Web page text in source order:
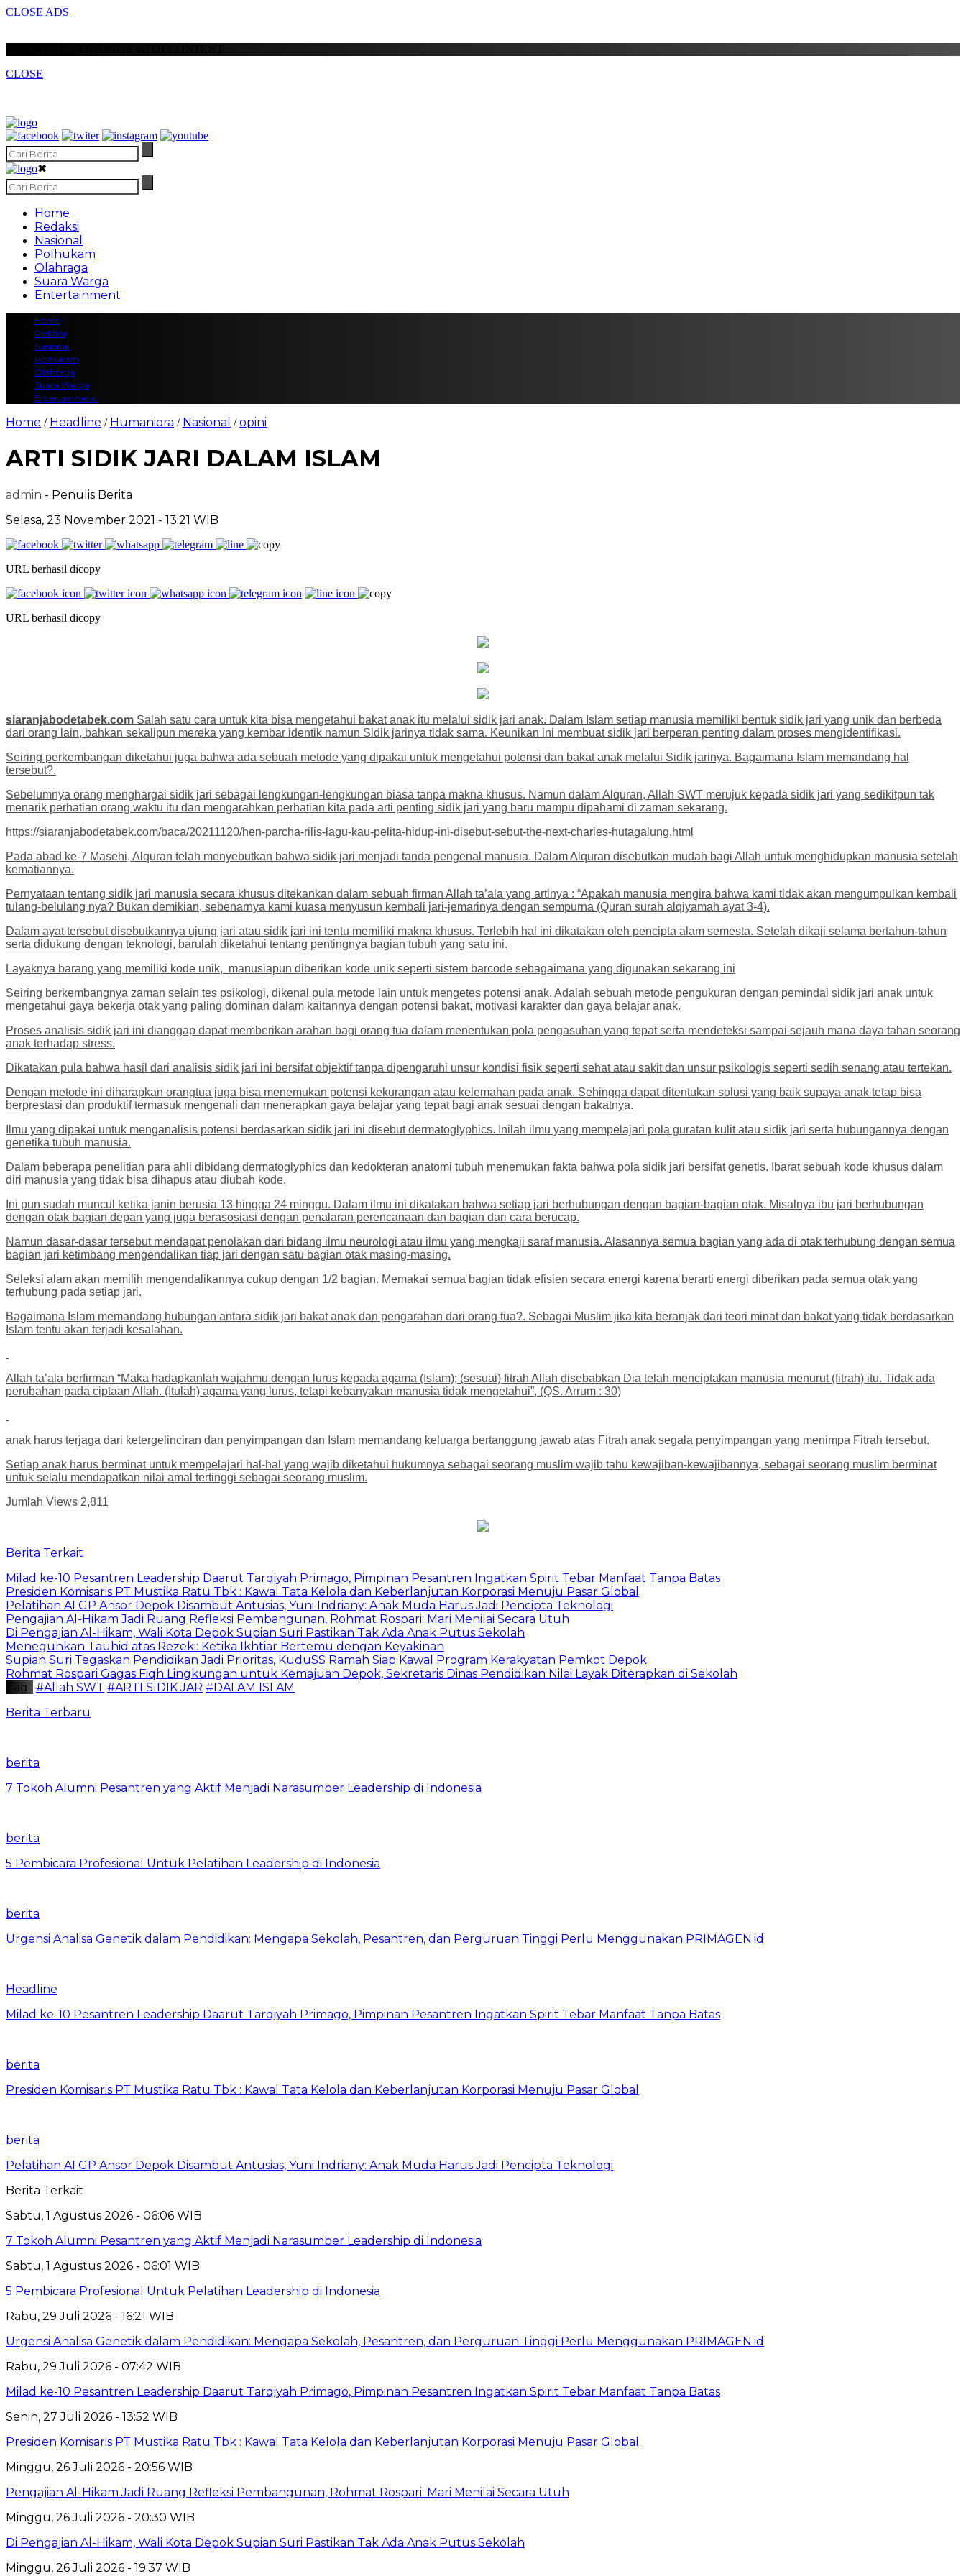
CLOSE ADS
CLOSE
✖
Home
Redaksi
Nasional
Polhukam
Olahraga
Suara Warga
Entertainment
Home
Redaksi
Nasional
Polhukam
Olahraga
Suara Warga
Entertainment
Home / Headline / Humaniora / Nasional /opini
ARTI SIDIK JARI DALAM ISLAM
admin - Penulis Berita
Selasa, 23 November 2021 - 13:21 WIB
URL berhasil dicopy
URL berhasil dicopy
siaranjabodetabek.com Salah satu cara untuk kita bisa mengetahui bakat anak itu melalui sidik jari anak. Dalam Islam setiap manusia memiliki bentuk sidik jari yang unik dan berbeda
dari orang lain, bahkan sekalipun mereka yang kembar identik namun Sidik jarinya tidak sama. Keunikan ini membuat sidik jari berperan penting dalam proses mengidentifikasi.
Seiring perkembangan diketahui juga bahwa ada sebuah metode yang dipakai untuk mengetahui potensi dan bakat anak melalui Sidik jarinya. Bagaimana Islam memandang hal
tersebut?.
Sebelumnya orang menghargai sidik jari sebagai lengkungan-lengkungan biasa tanpa makna khusus. Namun dalam Alquran, Allah SWT merujuk kepada sidik jari yang sedikitpun tak
menarik perhatian orang waktu itu dan mengarahkan perhatian kita pada arti penting sidik jari yang baru mampu dipahami di zaman sekarang.
https://siaranjabodetabek.com/baca/20211120/hen-parcha-rilis-lagu-kau-pelita-hidup-ini-disebut-sebut-the-next-charles-hutagalung.html
Pada abad ke-7 Masehi, Alquran telah menyebutkan bahwa sidik jari menjadi tanda pengenal manusia. Dalam Alquran disebutkan mudah bagi Allah untuk menghidupkan manusia setelah
kematiannya.
Pernyataan tentang sidik jari manusia secara khusus ditekankan dalam sebuah firman Allah ta’ala yang artinya : “Apakah manusia mengira bahwa kami tidak akan mengumpulkan kembali
tulang-belulang nya? Bukan demikian, sebenarnya kami kuasa menyusun kembali jari-jemarinya dengan sempurna (Quran surah alqiyamah ayat 3-4).
Dalam ayat tersebut disebutkannya ujung jari atau sidik jari ini tentu memiliki makna khusus. Terlebih hal ini dikatakan oleh pencipta alam semesta. Setelah dikaji selama bertahun-tahun
serta didukung dengan teknologi, barulah diketahui tentang pentingnya bagian tubuh yang satu ini.
Layaknya barang yang memiliki kode unik, manusiapun diberikan kode unik seperti sistem barcode sebagaimana yang digunakan sekarang ini
Seiring berkembangnya zaman selain tes psikologi, dikenal pula metode lain untuk mengetes potensi anak. Adalah sebuah metode pengukuran dengan pemindai sidik jari anak untuk
mengetahui gaya bekerja otak yang paling dominan dalam kaitannya dengan potensi bakat, motivasi karakter dan gaya belajar anak.
Proses analisis sidik jari ini dianggap dapat memberikan arahan bagi orang tua dalam menentukan pola pengasuhan yang tepat serta mendeteksi sampai sejauh mana daya tahan seorang
anak terhadap stress.
Dikatakan pula bahwa hasil dari analisis sidik jari ini bersifat objektif tanpa dipengaruhi unsur kondisi fisik seperti sehat atau sakit dan unsur psikologis seperti sedih senang atau tertekan.
Dengan metode ini diharapkan orangtua juga bisa menemukan potensi kekurangan atau kelemahan pada anak. Sehingga dapat ditentukan solusi yang baik supaya anak tetap bisa
berprestasi dan produktif termasuk mengenali dan menerapkan gaya belajar yang tepat bagi anak sesuai dengan bakatnya.
Ilmu yang dipakai untuk menganalisis potensi berdasarkan sidik jari ini disebut dermatoglyphics. Inilah ilmu yang mempelajari pola guratan kulit atau sidik jari serta hubungannya dengan
genetika tubuh manusia.
Dalam beberapa penelitian para ahli dibidang dermatoglyphics dan kedokteran anatomi tubuh menemukan fakta bahwa pola sidik jari bersifat genetis. Ibarat sebuah kode khusus dalam
diri manusia yang tidak bisa dihapus atau diubah kode.
Ini pun sudah muncul ketika janin berusia 13 hingga 24 minggu. Dalam ilmu ini dikatakan bahwa setiap jari berhubungan dengan bagian-bagian otak. Misalnya ibu jari berhubungan
dengan otak bagian depan yang juga berasosiasi dengan penalaran perencanaan dan bagian dari cara berucap.
Namun dasar-dasar tersebut mendapat penolakan dari bidang ilmu neurologi atau ilmu yang mengkaji saraf manusia. Alasannya semua bagian yang ada di otak terhubung dengan semua
bagian jari ketimbang mengendalikan tiap jari dengan satu bagian otak masing-masing.
Seleksi alam akan memilih mengendalikannya cukup dengan 1/2 bagian. Memakai semua bagian tidak efisien secara energi karena berarti energi diberikan pada semua otak yang
terhubung pada setiap jari.
Bagaimana Islam memandang hubungan antara sidik jari bakat anak dan pengarahan dari orang tua?. Sebagai Muslim jika kita beranjak dari teori minat dan bakat yang tidak berdasarkan
Islam tentu akan terjadi kesalahan.
Allah ta’ala berfirman “Maka hadapkanlah wajahmu dengan lurus kepada agama (Islam); (sesuai) fitrah Allah disebabkan Dia telah menciptakan manusia menurut (fitrah) itu. Tidak ada
perubahan pada ciptaan Allah. (Itulah) agama yang lurus, tetapi kebanyakan manusia tidak mengetahui”, (QS. Arrum : 30)
anak harus terjaga dari ketergelinciran dan penyimpangan dan Islam memandang keluarga bertanggung jawab atas Fitrah anak segala penyimpangan yang menimpa Fitrah tersebut.
Setiap anak harus berminat untuk mempelajari hal-hal yang wajib diketahui hukumnya sebagai seorang muslim wajib tahu kewajiban-kewajibannya, sebagai seorang muslim berminat
untuk selalu mendapatkan nilai amal tertinggi sebagai seorang muslim.
Jumlah Views 2,811
Berita Terkait
Milad ke-10 Pesantren Leadership Daarut Tarqiyah Primago, Pimpinan Pesantren Ingatkan Spirit Tebar Manfaat Tanpa Batas
Presiden Komisaris PT Mustika Ratu Tbk : Kawal Tata Kelola dan Keberlanjutan Korporasi Menuju Pasar Global
Pelatihan AI GP Ansor Depok Disambut Antusias, Yuni Indriany: Anak Muda Harus Jadi Pencipta Teknologi
Pengajian Al-Hikam Jadi Ruang Refleksi Pembangunan, Rohmat Rospari: Mari Menilai Secara Utuh
Di Pengajian Al-Hikam, Wali Kota Depok Supian Suri Pastikan Tak Ada Anak Putus Sekolah
Meneguhkan Tauhid atas Rezeki: Ketika Ikhtiar Bertemu dengan Keyakinan
Supian Suri Tegaskan Pendidikan Jadi Prioritas, KuduSS Ramah Siap Kawal Program Kerakyatan Pemkot Depok
Rohmat Rospari Gagas Fiqh Lingkungan untuk Kemajuan Depok, Sekretaris Dinas Pendidikan Nilai Layak Diterapkan di Sekolah
Tag : #Allah SWT #ARTI SIDIK JAR #DALAM ISLAM
Berita Terbaru
berita
7 Tokoh Alumni Pesantren yang Aktif Menjadi Narasumber Leadership di Indonesia
berita
5 Pembicara Profesional Untuk Pelatihan Leadership di Indonesia
berita
Urgensi Analisa Genetik dalam Pendidikan: Mengapa Sekolah, Pesantren, dan Perguruan Tinggi Perlu Menggunakan PRIMAGEN.id
Headline
Milad ke-10 Pesantren Leadership Daarut Tarqiyah Primago, Pimpinan Pesantren Ingatkan Spirit Tebar Manfaat Tanpa Batas
berita
Presiden Komisaris PT Mustika Ratu Tbk : Kawal Tata Kelola dan Keberlanjutan Korporasi Menuju Pasar Global
berita
Pelatihan AI GP Ansor Depok Disambut Antusias, Yuni Indriany: Anak Muda Harus Jadi Pencipta Teknologi
Berita Terkait
Sabtu, 1 Agustus 2026 - 06:06 WIB
7 Tokoh Alumni Pesantren yang Aktif Menjadi Narasumber Leadership di Indonesia
Sabtu, 1 Agustus 2026 - 06:01 WIB
5 Pembicara Profesional Untuk Pelatihan Leadership di Indonesia
Rabu, 29 Juli 2026 - 16:21 WIB
Urgensi Analisa Genetik dalam Pendidikan: Mengapa Sekolah, Pesantren, dan Perguruan Tinggi Perlu Menggunakan PRIMAGEN.id
Rabu, 29 Juli 2026 - 07:42 WIB
Milad ke-10 Pesantren Leadership Daarut Tarqiyah Primago, Pimpinan Pesantren Ingatkan Spirit Tebar Manfaat Tanpa Batas
Senin, 27 Juli 2026 - 13:52 WIB
Presiden Komisaris PT Mustika Ratu Tbk : Kawal Tata Kelola dan Keberlanjutan Korporasi Menuju Pasar Global
Minggu, 26 Juli 2026 - 20:56 WIB
Pengajian Al-Hikam Jadi Ruang Refleksi Pembangunan, Rohmat Rospari: Mari Menilai Secara Utuh
Minggu, 26 Juli 2026 - 20:30 WIB
Di Pengajian Al-Hikam, Wali Kota Depok Supian Suri Pastikan Tak Ada Anak Putus Sekolah
Minggu, 26 Juli 2026 - 19:37 WIB